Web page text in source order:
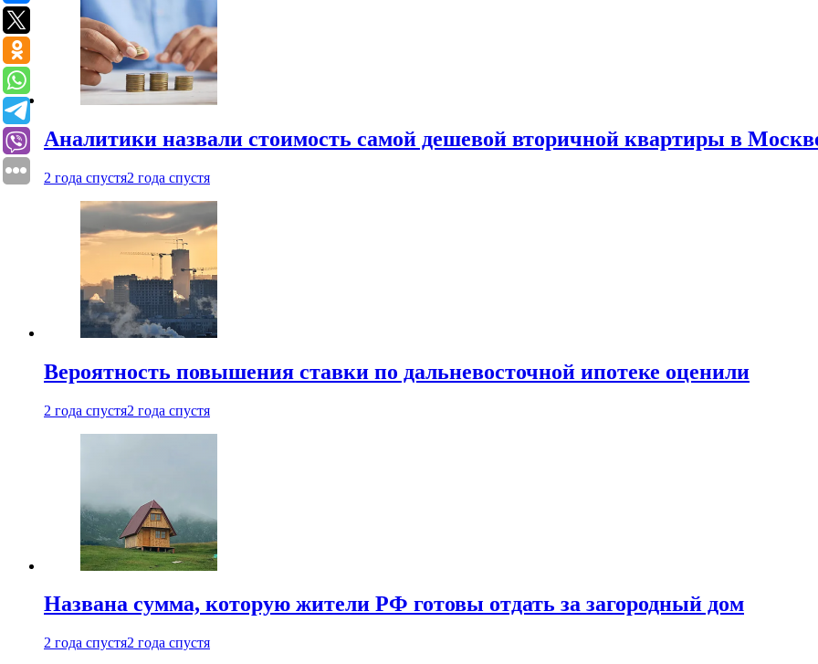
Аналитики назвали стоимость самой дешевой вторичной квартиры в
2 года спустя2 года спустя
Вероятность повышения ставки по дальневосточной ипотеке оценили
2 года спустя2 года спустя
Названа сумма, которую жители РФ готовы отдать за загородный дом
2 года спустя2 года спустя